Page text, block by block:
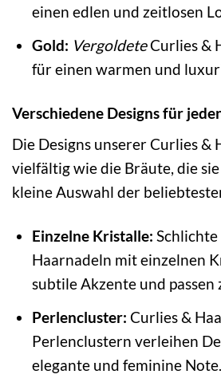
einen edlen und zeitlosen
Gold: VergoldeteCurlies &
für einen warmen und
Verschiedene Designs für
Die Designs unserer Curlies &
vielfältig wie die Bräute, die
kleine Auswahl der
Einzelne Kristalle:
Haarnadeln mit einzelnen
subtile Akzente und passen
Perlencluster: Curlies &
Perlenclustern verleihen
elegante und feminine Note.